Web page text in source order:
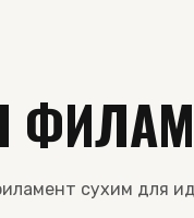
сухим для